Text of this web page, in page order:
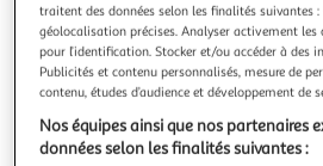
Livraison dès 6/7 jours
4,99€
Plus d'options
Vendu par2KINGS
traitent des données selon les finalités suivantes
géolocalisation précises. Analyser activement les
pour l’identification. Stocker et/ou accéder à des
Publicités et contenu personnalisés, mesure de
contenu, études d’audience et développement de
Nos équipes ainsi que nos partenaires
données selon les finalités suivantes :